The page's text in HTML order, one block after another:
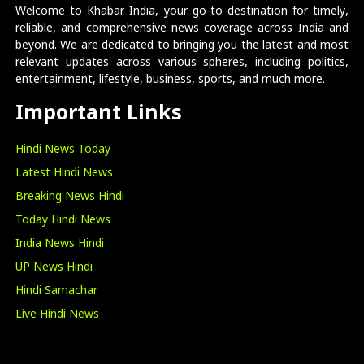
Welcome to Khabar India, your go-to destination for timely,
reliable, and comprehensive news coverage across India and
beyond. We are dedicated to bringing you the latest and most
relevant updates across various spheres, including politics,
entertainment, lifestyle, business, sports, and much more.
Important Links
Hindi News Today
Latest Hindi News
Breaking News Hindi
Today Hindi News
India News Hindi
UP News Hindi
Hindi Samachar
Live Hindi News